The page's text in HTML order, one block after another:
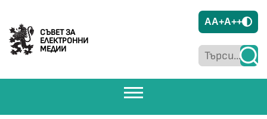
СЪВЕТ ЗА
ЕЛЕКТРОННИ
МЕДИИ
AA+A++